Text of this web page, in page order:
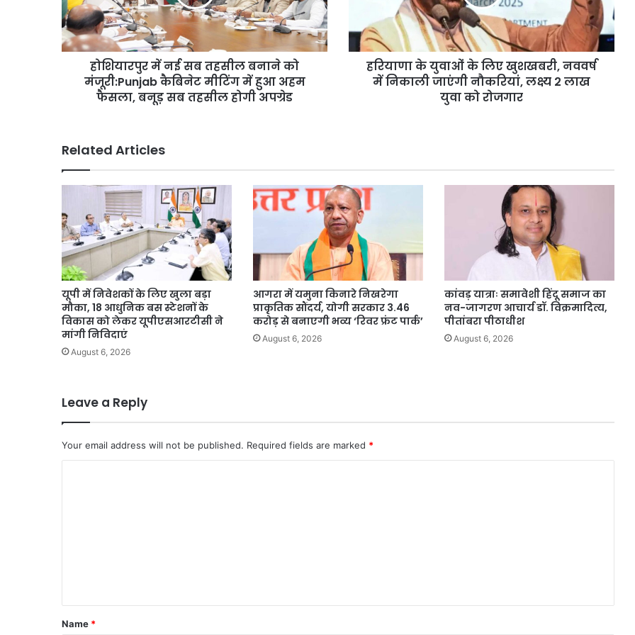
बनाने
को
मंजूरी:Punjab
कैबिनेट
सब
तहसील
होगी
होशियारपुर में नई सब तहसील बनाने को
मंजूरी:Punjab कैबिनेट मीटिंग में हुआ अहम
फैसला, बनूड़ सब तहसील होगी अपग्रेड
में
निकाली
जाएंगी
नौकरियां,
रोजगार
हरियाणा के युवाओं के लिए खुशखबरी, नववर्ष
में निकाली जाएंगी नौकरियां, लक्ष्य 2 लाख
युवा को रोजगार
Related Articles
यूपी में निवेशकों के लिए खुला बड़ा
मौका, 18 आधुनिक बस स्टेशनों के
विकास को लेकर यूपीएसआरटीसी ने
मांगी निविदाएं
August 6, 2026
आगरा में यमुना किनारे निखरेगा
प्राकृतिक सौंदर्य, योगी सरकार 3.46
करोड़ से बनाएगी भव्य ‘रिवर फ्रंट पार्क’
August 6, 2026
कांवड़ यात्राः समावेशी हिंदू समाज का
नव-जागरण आचार्य डॉ. विक्रमादित्य,
पीतांबरा पीठाधीश
August 6, 2026
Leave a Reply
Your email address will not be published. Required fields are marked *
*
Name *
कोर्ट तक पहुंचा, जानें
नहीं
मिला,
मालिक
पहुंचा
सुप्रीम
कोर्ट
10 साल पुरानी डीजल कार को PUC नहीं
मिला, मालिक पहुंचा सुप्रीम कोर्ट
सुविधाओं
का
सर्वे
करने
का
दिया
दिल्ली हाई कोर्ट ने थानों में महिला
सुविधाओं का सर्वे करने का दिया आदेश